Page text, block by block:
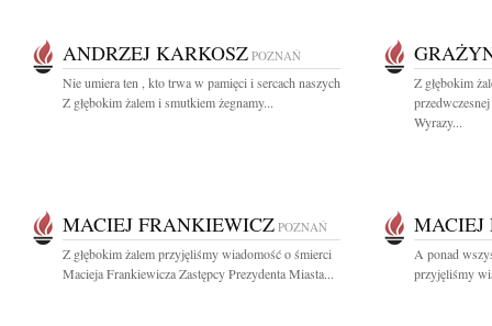
ANDRZEJ KARKOSZ POZNAŃ
Nie umiera ten , kto trwa w pamięci i sercach naszych
Z głębokim żalem i smutkiem żegnamy...
Z głębokim
Wyrazy...
MACIEJ FRANKIEWICZ POZNAŃ
Z głębokim żalem przyjęliśmy wiadomość o śmierci
Macieja Frankiewicza Zastępcy Prezydenta Miasta...
MACIEJ
A ponad
przyjęliśmy